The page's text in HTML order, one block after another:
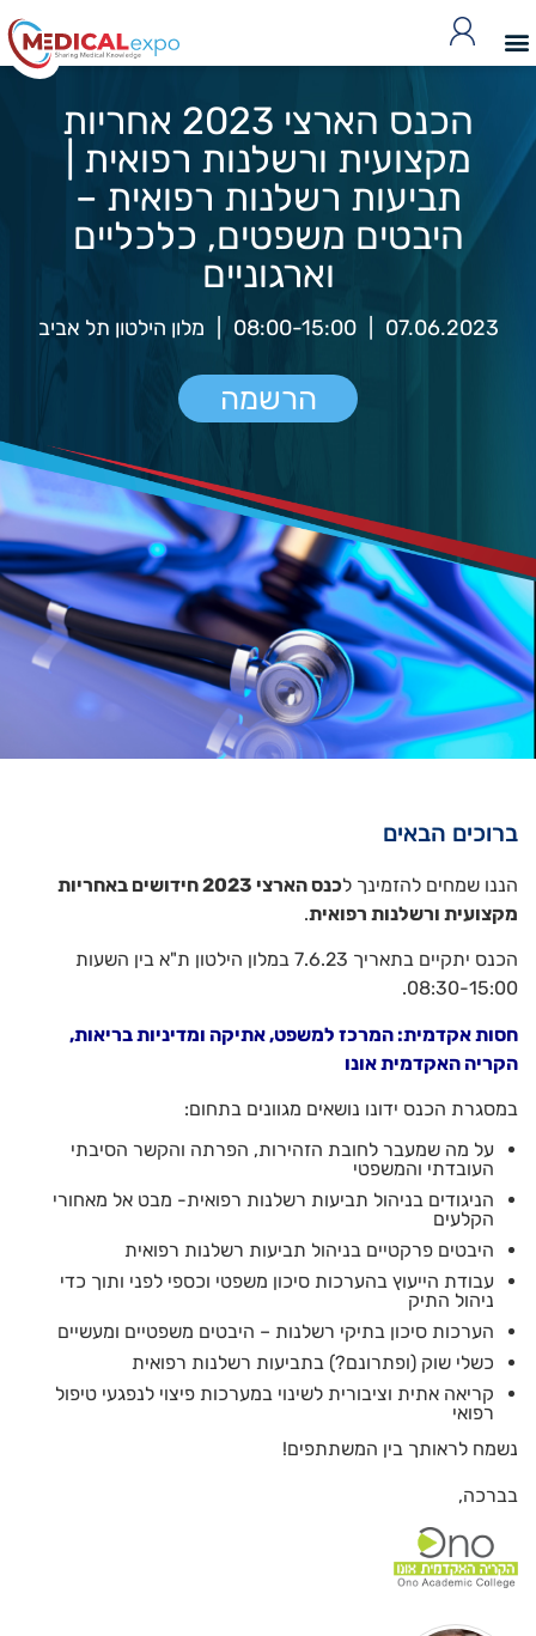
הכנס הארצי 2023 אחריות
מקצועית ורשלנות רפואית |
תביעות רשלנות רפואית –
היבטים משפטים, כלכליים
וארגוניים
07.06.2023
08:00-15:00 מלון הילטון תל אביב
הרשמה
ברוכים הבאים
הננו שמחים להזמינך ל
כנס הארצי 2023 חידושים באחריות
מקצועית ורשלנות רפואית.
הכנס יתקיים בתאריך 7.6.23 במלון הילטון ת"א בין השעות
08:30-15:00.
חסות אקדמית: המרכז למשפט, אתיקה ומדיניות בריאות,
הקריה האקדמית אונו
במסגרת הכנס ידונו נושאים מגוונים בתחום:
על מה שמעבר לחובת הזהירות, הפרתה והקשר הסיבתי
העובדתי והמשפטי
הניגודים בניהול תביעות רשלנות רפואית- מבט אל מאחורי
הקלעים
היבטים פרקטיים בניהול תביעות רשלנות רפואית
עבודת הייעוץ בהערכות סיכון משפטי וכספי לפני ותוך כדי
ניהול התיק
הערכות סיכון בתיקי רשלנות – היבטים משפטיים ומעשיים
כשלי שוק (ופתרונם?) בתביעות רשלנות רפואית
קריאה אתית וציבורית לשינוי במערכות פיצוי לנפגעי טיפול
רפואי
נשמח לראותך בין המשתתפים!
בברכה,